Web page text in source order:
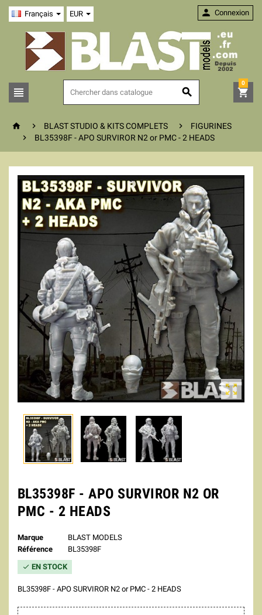
Français EUR
 
 Connexion

0
  BLAST STUDIO & KITS COMPLETS 
FIGURINES

BL35398F - APO SURVIROR N2 or PMC - 2 HEADS

BL35398F - APO SURVIROR N2 OR
PMC - 2 HEADS
Marque
BLAST MODELS
Référence
BL35398F
 EN STOCK
BL35398F - APO SURVIROR N2 or PMC - 2 HEADS